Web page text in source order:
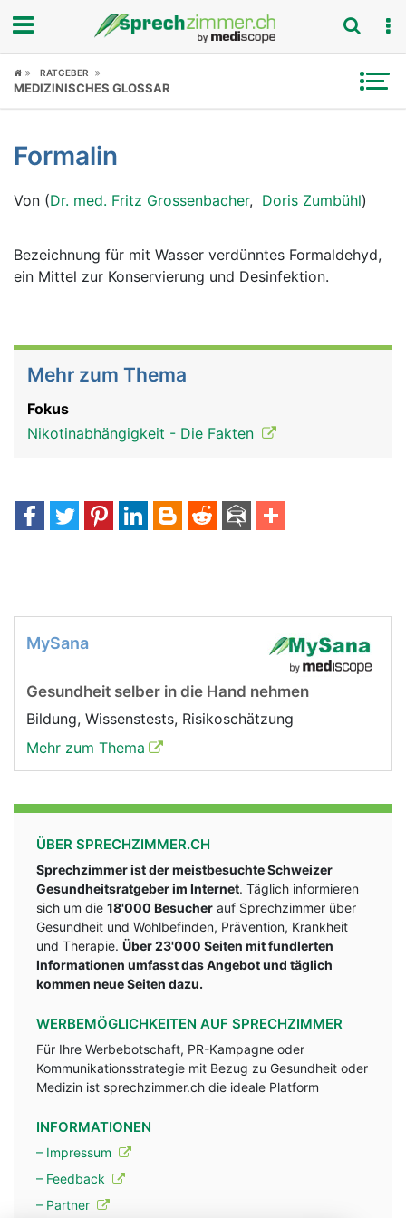
Fokus
Symptome
Untersuchungen
News
RATGEBER
MEDIZINISCHES GLOSSAR
Formalin
Von (Dr. med. Fritz Grossenbacher, Doris Zumbühl)
Bezeichnung für mit Wasser verdünntes Formaldehyd,
ein Mittel zur Konservierung und Desinfektion.
Mehr zum Thema
Fokus
Nikotinabhängigkeit - Die Fakten
MySana
Gesundheit selber in die Hand nehmen
Bildung, Wissenstests, Risikoschätzung
Mehr zum Thema
ÜBER SPRECHZIMMER.CH
Sprechzimmer ist der meistbesuchte Schweizer
Gesundheitsratgeber im Internet. Täglich informieren
sich um die 18'000 Besucher auf Sprechzimmer über
Gesundheit und Wohlbefinden, Prävention, Krankheit
und Therapie. Über 23'000 Seiten mit fundlerten
Informationen umfasst das Angebot und täglich
kommen neue Seiten dazu.
WERBEMÖGLICHKEITEN AUF SPRECHZIMMER
Für Ihre Werbebotschaft, PR-Kampagne oder
Kommunikationsstrategie mit Bezug zu Gesundheit oder
Medizin ist sprechzimmer.ch die ideale Platform
INFORMATIONEN
– Impressum
– Feedback
– Partner